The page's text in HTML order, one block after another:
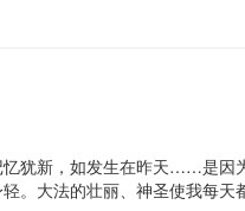
犹新，如发生在昨天……是
大法的壮丽、神圣使我每